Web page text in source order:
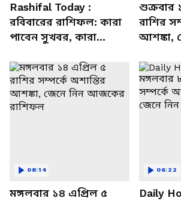
Rashifal Today :
রবিবারের রাশিফল: কারা
পাবেন সুখবর, কারা
বিশদে
শুক্রবার
রাশির
আশঙ্কা,
মঙ্গলবার ১৪ এপ্রিল ৫
08:14
Daily
06:22